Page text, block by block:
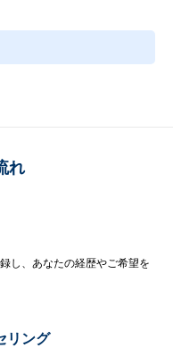
れ
し、あなたの経歴やご希望を
リング